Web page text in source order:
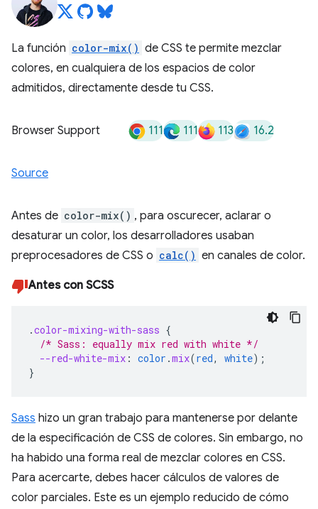
La función color-mix() de CSS te permite mezclar
colores, en cualquiera de los espacios de color
admitidos, directamente desde tu CSS.
Browser Support 111 111 113 16.2
Source
Antes de color-mix() , para oscurecer, aclarar o
desaturar un color, los desarrolladores usaban
preprocesadores de CSS o calc() en canales de color.
Antes con SCSS
.color-mixing-with-sass {
/* Sass: equally mix red with white */
--red-white-mix : color .mix(red, white);
}
Sass hizo un gran trabajo para mantenerse por delante
de la especificación de CSS de colores. Sin embargo, no
ha habido una forma real de mezclar colores en CSS.
Para acercarte, debes hacer cálculos de valores de
color parciales. Este es un ejemplo reducido de cómo